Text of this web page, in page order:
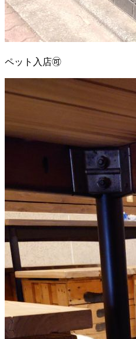
ペット入店🉑